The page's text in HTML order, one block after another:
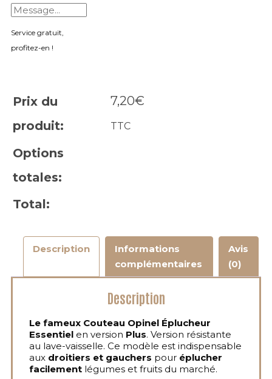
Service gratuit,
profitez-en !
Prix du
produit:
7,20€
TTC
Options
totales:
Total:
Description
Informations
complémentaires
Avis
(0)
Description
Le fameux Couteau Opinel Éplucheur
Essentiel en version Plus. Version résistante
au lave-vaisselle. Ce modèle est indispensable
aux droitiers et gauchers pour éplucher
facilement légumes et fruits du marché.